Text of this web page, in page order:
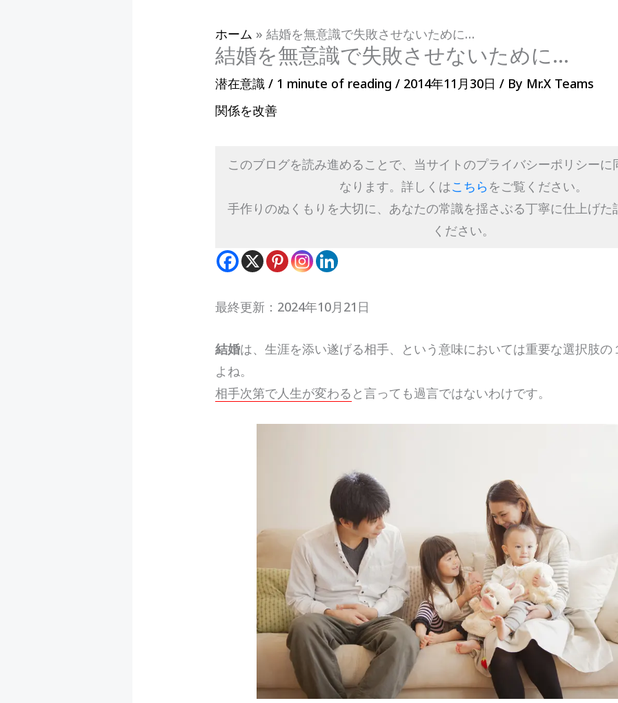
ホーム »結婚を無意識で失敗させないために…
結婚を無意識で失敗させないために…
潜在意識 / 1 minute of reading / 2014年11月30日/ By Mr.X Teams
関係を改善
このブログを読み進めることで、当サイトのプライバシーポリシーに
なります。詳しくはこちら をご覧ください。
手作りのぬくもりを大切に、あなたの常識を揺さぶる丁寧に仕上げた
ください。
最終更新：2024年10月21日
結婚は、生涯を添い遂げる相手、という意味においては重要な選択肢の
よね。
相手次第で人生が変わる と言っても過言ではないわけです。